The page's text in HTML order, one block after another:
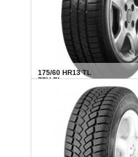
175/60 HR13 TL
77H FI...